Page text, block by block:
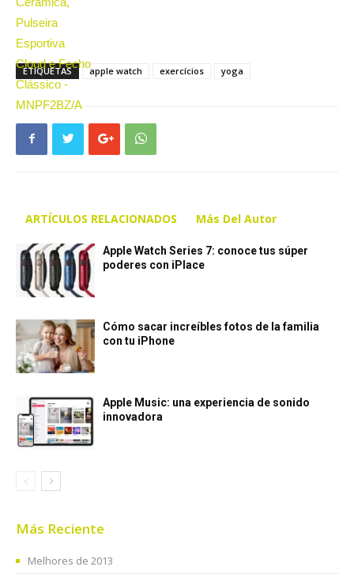
ETIQUETAS apple watch exercícios yoga
ARTÍCULOS RELACIONADOS Más Del Autor
Apple Watch Series 7: conoce tus súper
poderes con iPlace
Cómo sacar increíbles fotos de la familia
con tu iPhone
Apple Music: una experiencia de sonido
innovadora
Más Reciente
Melhores de 2013